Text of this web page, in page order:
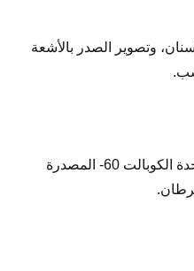
وتصوير الصدر بالأشعة
كاستخدام المُسرّعات الطبية، ووحدة الكوبالت 60- المصدرة